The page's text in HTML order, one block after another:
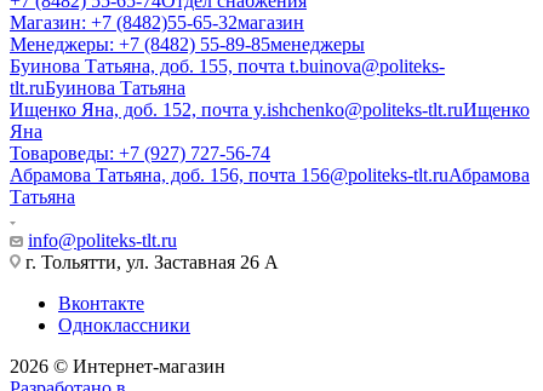
Магазин: +7 (8482)55-65-32магазин
Менеджеры: +7 (8482) 55-89-85менеджеры
Буинова Татьяна, доб. 155, почта t.buinova@politeks-
tlt.ruБуинова Татьяна
Ищенко Яна, доб. 152, почта y.ishchenko@politeks-tlt.ruИщенко
Яна
Товароведы: +7 (927) 727-56-74
Абрамова Татьяна, доб. 156, почта 156@politeks-tlt.ruАбрамова
Татьяна
info@politeks-tlt.ru
г. Тольятти, ул. Заставная 26 А
Вконтакте
Одноклассники
2026 © Интернет-магазин